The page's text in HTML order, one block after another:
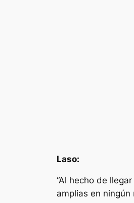
Laso:
“Al hecho de
amplias en